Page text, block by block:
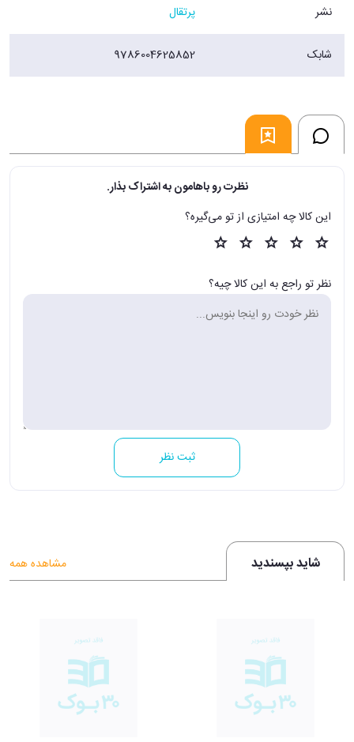
نشر پرتقال
شابک 9786004625852
نظرت رو باهامون به اشتراک بذار.
این کالا چه امتیازی از تو می‌گیره؟
نظر تو راجع به این کالا چیه؟
ثبت نظر
شاید بپسندید مشاهده همه